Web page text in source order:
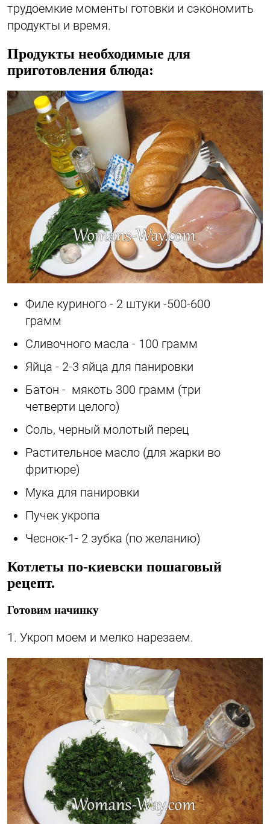
трудоемкие моменты готовки и сэкономить
продукты и время.
Продукты необходимые для
приготовления блюда:
Филе куриного - 2 штуки -500-600
грамм
Сливочного масла - 100 грамм
Яйца - 2-3 яйца для панировки
Батон - мякоть 300 грамм (три
четверти целого)
Соль, черный молотый перец
Растительное масло (для жарки во
фритюре)
Мука для панировки
Пучек укропа
Чеснок-1- 2 зубка (по желанию)
Котлеты по-киевски пошаговый
рецепт.
Готовим начинку
1. Укроп моем и мелко нарезаем.